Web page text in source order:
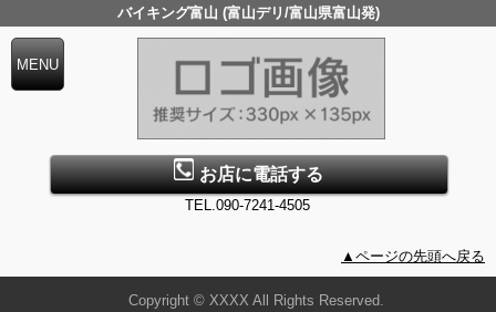
バイキング富山 (富山デリ/富山県富山発)
お店に電話する
TEL.090-7241-4505
▲ページの先頭へ戻る
Copyright © XXXX All Rights Reserved.